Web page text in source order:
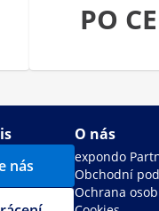
PO
nás
O nás
expondo
Obchodní
Ochrana